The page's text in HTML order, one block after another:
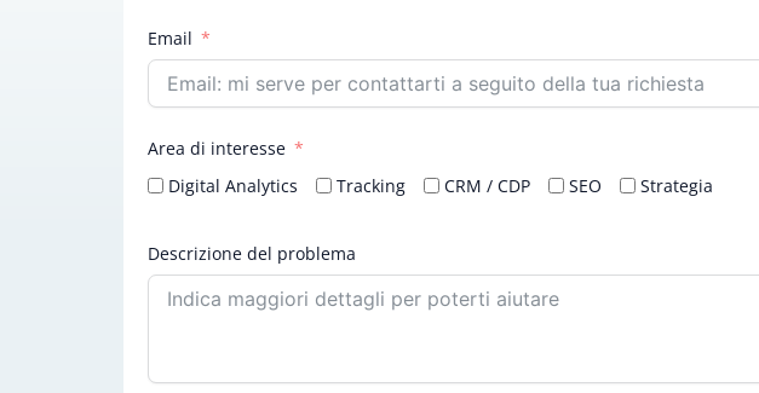
Email
Area di interesse
Digital Analytics
Tracking CRM / CDP SEO Strategia
Descrizione del problema